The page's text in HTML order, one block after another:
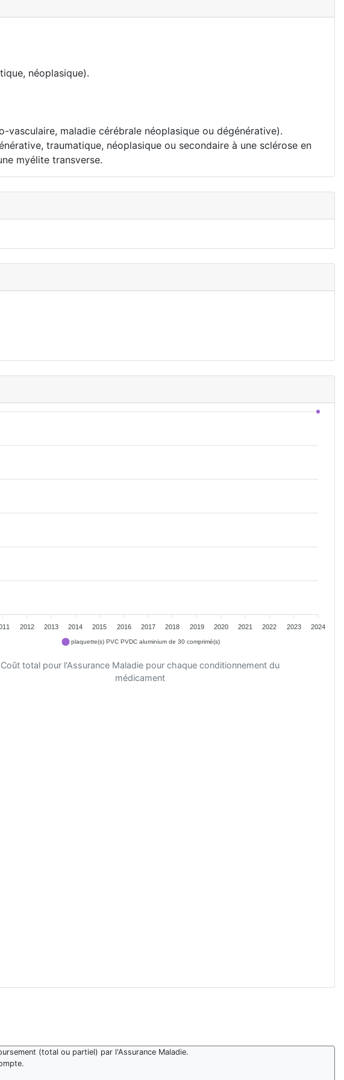
néoplasique).
maladie cérébrale néoplasique ou dégénérative).
traumatique, néoplasique ou secondaire à une sclérose en
myélite transverse.
2012 2013 2014 2015 2016 2017 2018 2019 2020 2021 2022 2023 2024
plaquette(s) PVC PVDC aluminium de 30 comprimé(s)
Coût total pour l'Assurance Maladie pour chaque conditionnement du
médicament
(total ou partiel) par l'Assurance Maladie.